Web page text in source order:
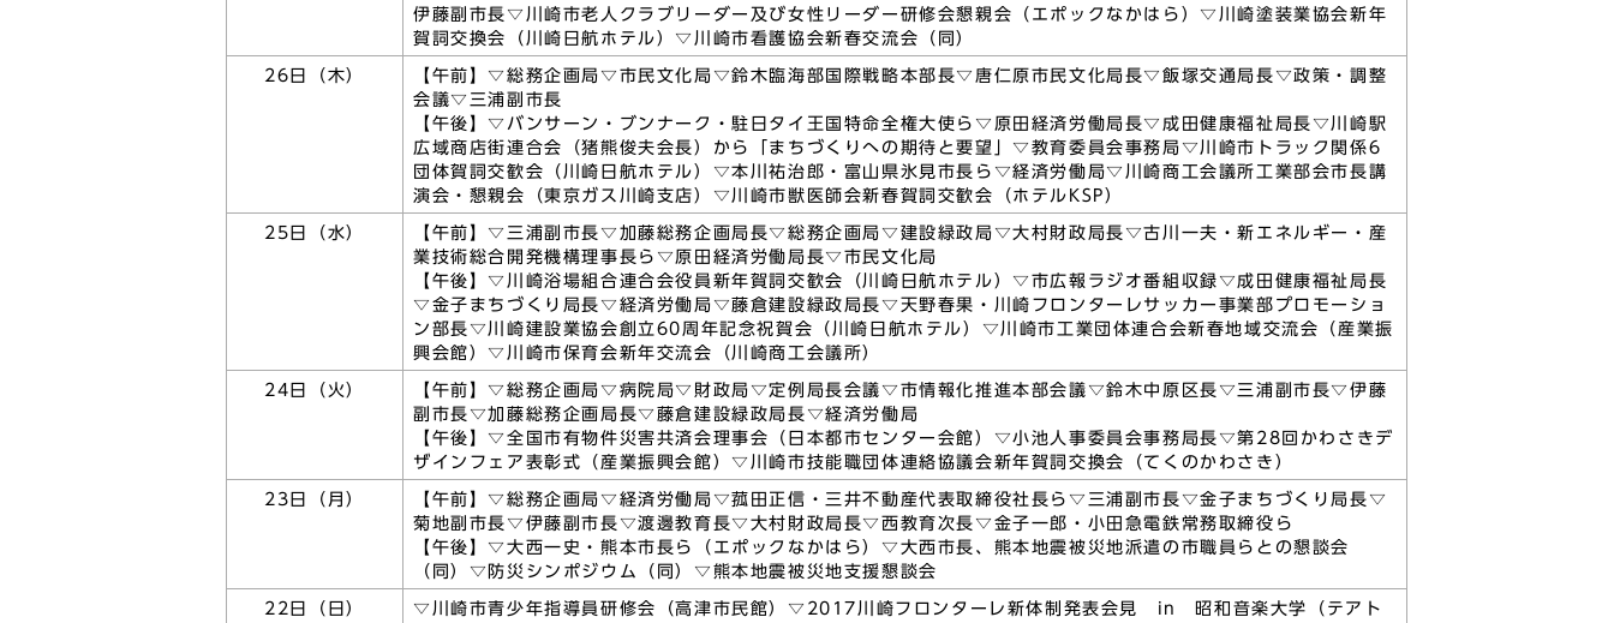
伊藤副市長▽川崎市老人クラブリーダー及び女性リーダー研修会懇親会（エポックなかはら）▽川崎塗装業協会新年
賀詞交換会（川崎日航ホテル）▽川崎市看護協会新春交流会（同）
26日（木）
【午前】▽総務企画局▽市民文化局▽鈴木臨海部国際戦略本部長▽唐仁原市民文化局長▽飯塚交通局長▽政策・調整
会議▽三浦副市長
【午後】▽バンサーン・ブンナーク・駐日タイ王国特命全権大使ら▽原田経済労働局長▽成田健康福祉局長▽川崎駅
広域商店街連合会（猪熊俊夫会長）から「まちづくりへの期待と要望」▽教育委員会事務局▽川崎市トラック関係6
団体賀詞交歓会（川崎日航ホテル）▽本川祐治郎・富山県氷見市長ら▽経済労働局▽川崎商工会議所工業部会市長講
演会・懇親会（東京ガス川崎支店）▽川崎市獣医師会新春賀詞交歓会（ホテルKSP）
25日（水）
【午前】▽三浦副市長▽加藤総務企画局長▽総務企画局▽建設緑政局▽大村財政局長▽古川一夫・新エネルギー・産
業技術総合開発機構理事長ら▽原田経済労働局長▽市民文化局
【午後】▽川崎浴場組合連合会役員新年賀詞交歓会（川崎日航ホテル）▽市広報ラジオ番組収録▽成田健康福祉局長
▽金子まちづくり局長▽経済労働局▽藤倉建設緑政局長▽天野春果・川崎フロンターレサッカー事業部プロモーショ
ン部長▽川崎建設業協会創立60周年記念祝賀会（川崎日航ホテル）▽川崎市工業団体連合会新春地域交流会（産業振
興会館）▽川崎市保育会新年交流会（川崎商工会議所）
24日（火）
【午前】▽総務企画局▽病院局▽財政局▽定例局長会議▽市情報化推進本部会議▽鈴木中原区長▽三浦副市長▽伊藤
副市長▽加藤総務企画局長▽藤倉建設緑政局長▽経済労働局
【午後】▽全国市有物件災害共済会理事会（日本都市センター会館）▽小池人事委員会事務局長▽第28回かわさきデ
ザインフェア表彰式（産業振興会館）▽川崎市技能職団体連絡協議会新年賀詞交換会（てくのかわさき）
23日（月）
【午前】▽総務企画局▽経済労働局▽菰田正信・三井不動産代表取締役社長ら▽三浦副市長▽金子まちづくり局長▽
菊地副市長▽伊藤副市長▽渡邊教育長▽大村財政局長▽西教育次長▽金子一郎・小田急電鉄常務取締役ら
【午後】▽大西一史・熊本市長ら（エポックなかはら）▽大西市長、熊本地震被災地派遣の市職員らとの懇談会
（同）▽防災シンポジウム（同）▽熊本地震被災地支援懇談会
22日（日）
▽川崎市青少年指導員研修会（高津市民館）▽2017川崎フロンターレ新体制発表会見 in 昭和音楽大学（テアト